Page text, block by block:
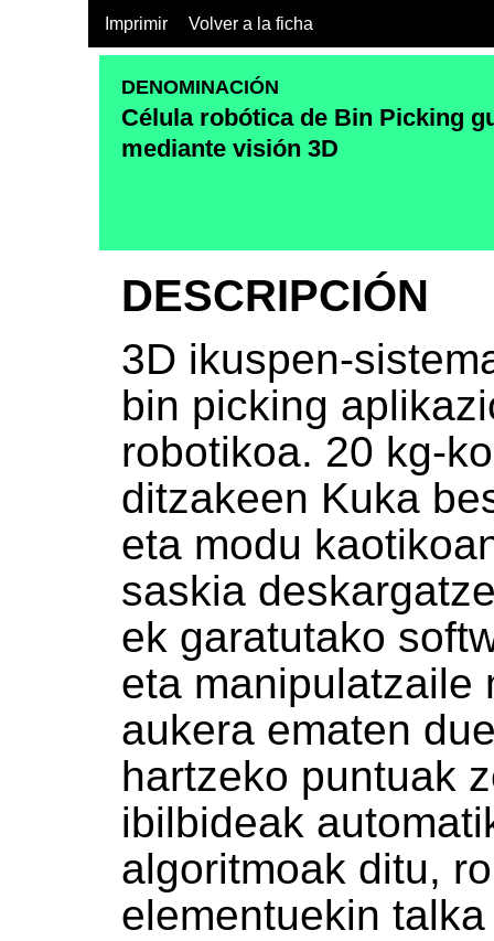
Imprimir Volver a la ficha
DENOMINACIÓN
Célula robótica de Bin Picking
mediante visión 3D
DESCRIPCIÓN
3D ikuspen-
bin picking
robotikoa. 20 kg-
ditzakeen Kuka
eta modu
saskia
ek garatutako
eta manipulatzaile
aukera ematen
hartzeko puntuak
ibilbideak
algoritmoak ditu,
elementuekin